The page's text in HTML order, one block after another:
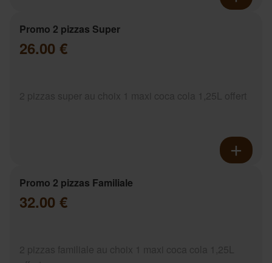
Promo 2 pizzas Super
26.00 €
Promo 2 pizzas Familiale
32.00 €